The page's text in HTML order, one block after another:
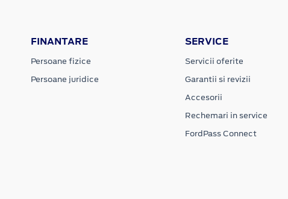
FINANTARE
Persoane fizice
Persoane juridice
SERVICE
Servicii oferite
Garantii si revizii
Accesorii
Rechemari in service
FordPass Connect